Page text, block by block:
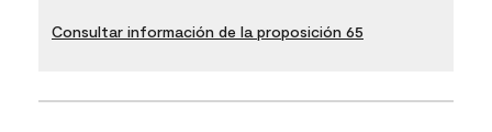
Consultar información de la proposición 65